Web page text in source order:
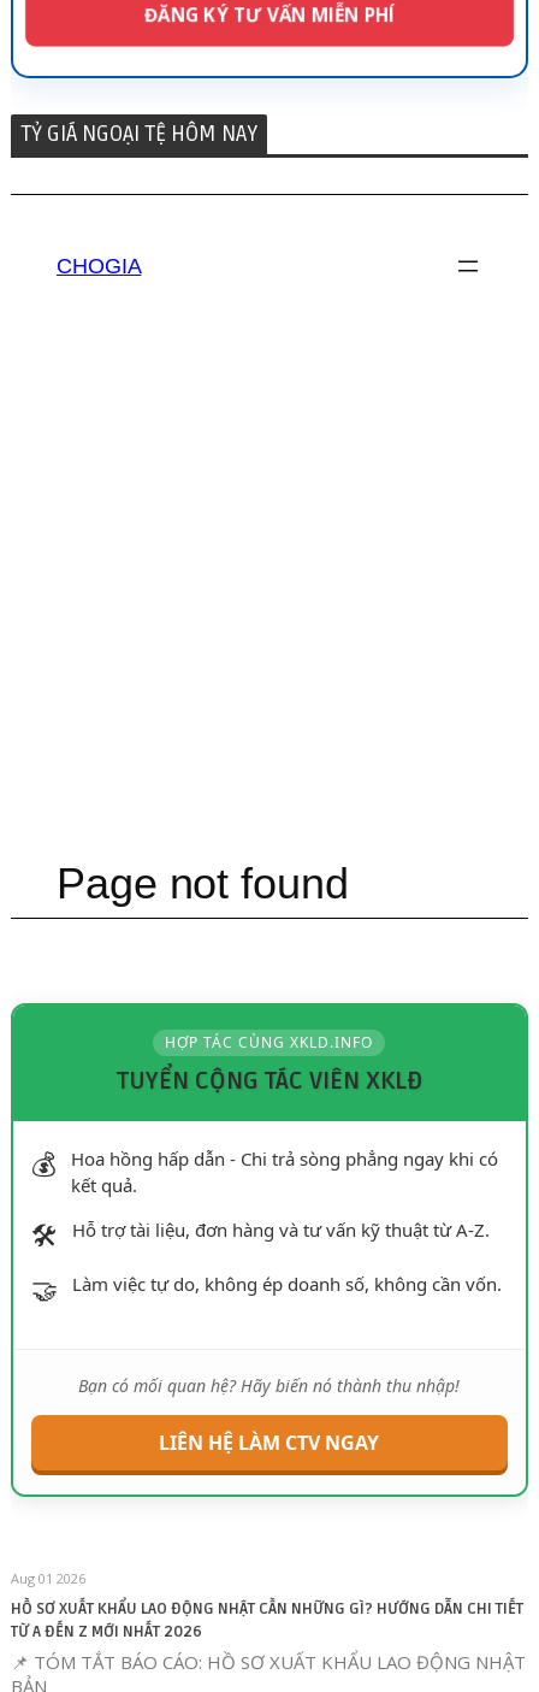
ĐĂNG KÝ TƯ VẤN MIỄN PHÍ
TỶ GIÁ NGOẠI TỆ HÔM NAY
HỢP TÁC CÙNG XKLD.INFO
TUYỂN CỘNG TÁC VIÊN XKLĐ
💰
Hoa hồng hấp dẫn - Chi trả sòng phẳng ngay khi có
kết quả.
🛠️ Hỗ trợ tài liệu, đơn hàng và tư vấn kỹ thuật từ A-Z.
🤝 Làm việc tự do, không ép doanh số, không cần vốn.
Bạn có mối quan hệ? Hãy biến nó thành thu nhập!
LIÊN HỆ LÀM CTV NGAY
Aug 01 2026
HỒ SƠ XUẤT KHẨU LAO ĐỘNG NHẬT CẦN NHỮNG GÌ? HƯỚNG DẪN CHI TIẾT
TỪ A ĐẾN Z MỚI NHẤT 2026
📌 TÓM TẮT BÁO CÁO: HỒ SƠ XUẤT KHẨU LAO ĐỘNG NHẬT
BẢN